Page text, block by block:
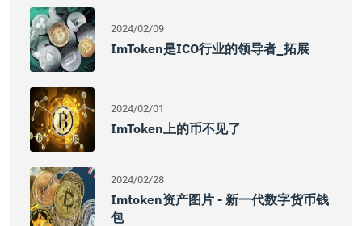
2024/02/09
ImToken是ICO行业的领导者_拓展
2024/02/01
ImToken上的币不见了
2024/02/28
Imtoken资产图片 - 新一代数字货币钱
包